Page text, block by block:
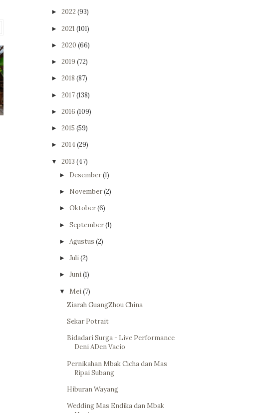
► 2022 (93)
► 2021 (101)
► 2020 (66)
► 2019 (72)
► 2018 (87)
► 2017(138)
► 2016 (109)
► 2015 (59)
► 2014(29)
▼ 2013 (47)
► Desember(1)
► November(2)
► Oktober(6)
► September(1)
► Agustus (2)
► Juli(2)
► Juni(1)
▼ Mei(7)
Ziarah GuangZhou China
Sekar Potrait
Bidadari Surga - Live Performance
Deni ADen Vacio
Pernikahan Mbak Cicha dan Mas
Ripai Subang
Hiburan Wayang
Wedding Mas Endika dan Mbak